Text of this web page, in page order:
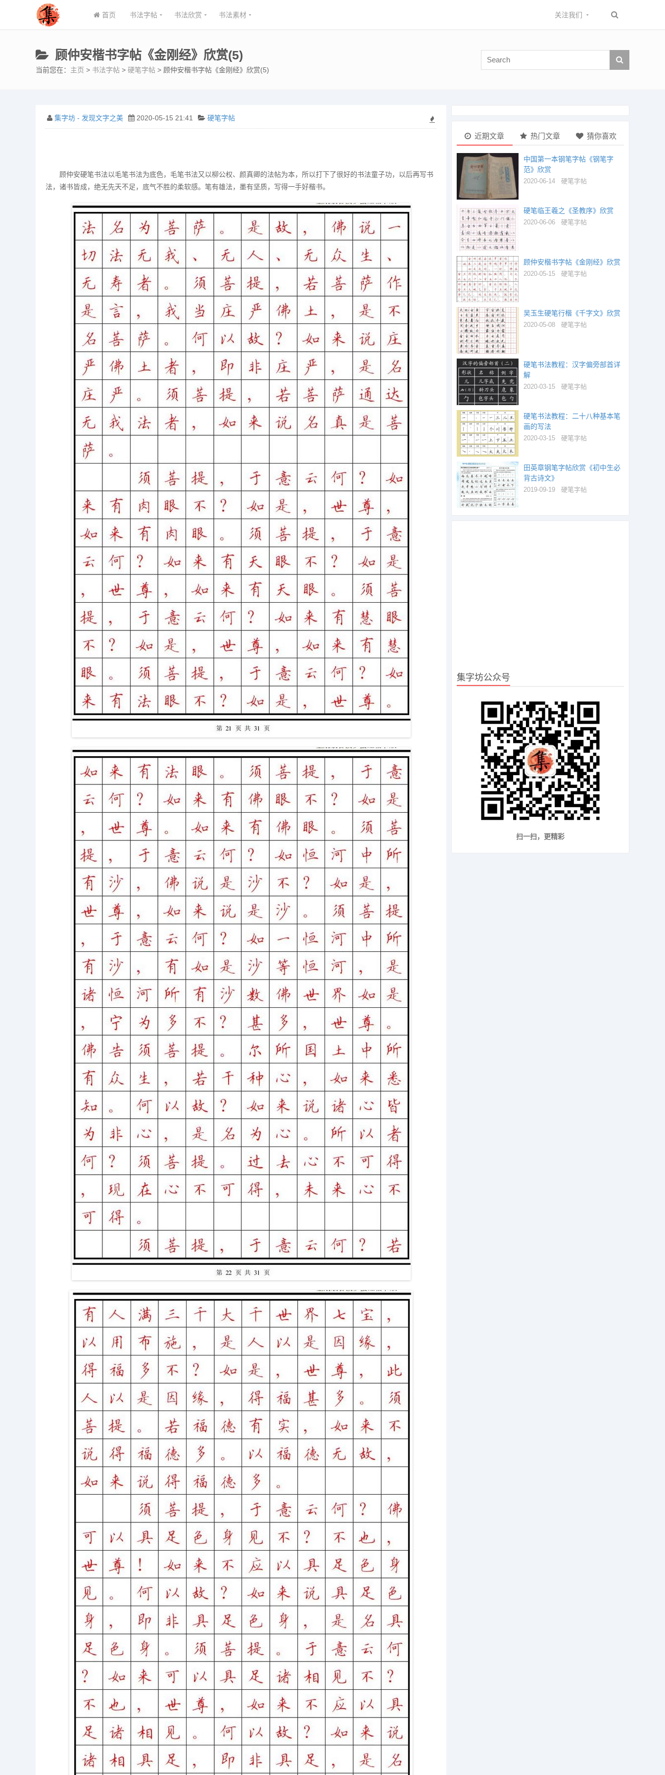
关注我们
首页 书法字帖 书法欣赏 书法素材
顾仲安楷书字帖《金刚经》欣赏(5)
当前您在： 主页 > 书法字帖 > 硬笔字帖 > 顾仲安楷书字帖《金刚经》欣赏(5)
集字坊 - 发现文字之美 2020-05-15 21:41 硬笔字帖
顾仲安硬笔书法以毛笔书法为底色，毛笔书法又以柳公权、颜真卿的法帖为本，所以打下了很好的书法童子功，以后再写书
法，诸书皆成，绝无先天不足，底气不胜的柔软感。笔有雄法，墨有坚质，写得一手好楷书。
近期文章 热门文章 猜你喜欢
中国第一本钢笔字帖《钢笔字
范》欣赏
2020-06-14 硬笔字帖
硬笔临王羲之《圣教序》欣赏
2020-06-06 硬笔字帖
顾仲安楷书字帖《金刚经》欣赏
2020-05-15 硬笔字帖
吴玉生硬笔行楷《千字文》欣赏
2020-05-08 硬笔字帖
硬笔书法教程：汉字偏旁部首详
解
2020-03-15 硬笔字帖
硬笔书法教程：二十八种基本笔
画的写法
2020-03-15 硬笔字帖
田英章钢笔字帖欣赏《初中生必
背古诗文》
2019-09-19 硬笔字帖
集字坊公众号
扫一扫，更精彩